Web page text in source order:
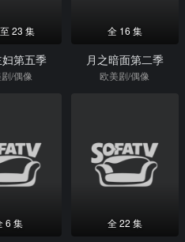
23 集
第五季
/偶像
全 16 集
月之暗面第二季
欧美剧/偶像
6 集 全 22 集